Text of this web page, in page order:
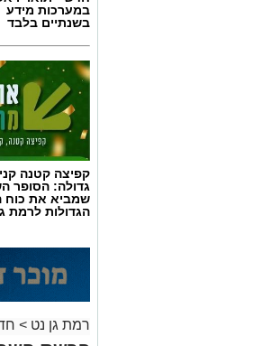
קפיצה קטנה
גדולה: הסופר
שמביא את כוח
הגדולות לרמת
פרשת